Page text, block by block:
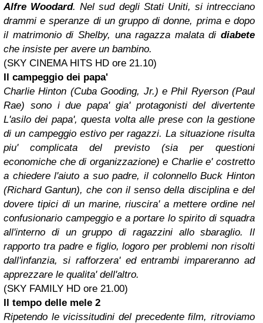
Alfre Woodard. Nel sud degli Stati Uniti, si intrecciano
drammi e speranze di un gruppo di donne, prima e dopo
il matrimonio di Shelby, una ragazza malata di diabete
che insiste per avere un bambino.
(SKY CINEMA HITS HD ore 21.10)
Il campeggio dei papa'
Charlie Hinton (Cuba Gooding, Jr.) e Phil Ryerson (Paul
Rae) sono i due papa' gia' protagonisti del divertente
L'asilo dei papa', questa volta alle prese con la gestione
di un campeggio estivo per ragazzi. La situazione risulta
piu' complicata del previsto (sia per questioni
economiche che di organizzazione) e Charlie e' costretto
a chiedere l'aiuto a suo padre, il colonnello Buck Hinton
(Richard Gantun), che con il senso della disciplina e del
dovere tipici di un marine, riuscira' a mettere ordine nel
confusionario campeggio e a portare lo spirito di squadra
all'interno di un gruppo di ragazzini allo sbaraglio. Il
rapporto tra padre e figlio, logoro per problemi non risolti
dall'infanzia, si rafforzera' ed entrambi impareranno ad
apprezzare le qualita' dell'altro.
(SKY FAMILY HD ore 21.00)
Il tempo delle mele 2
Ripetendo le vicissitudini del precedente film, ritroviamo